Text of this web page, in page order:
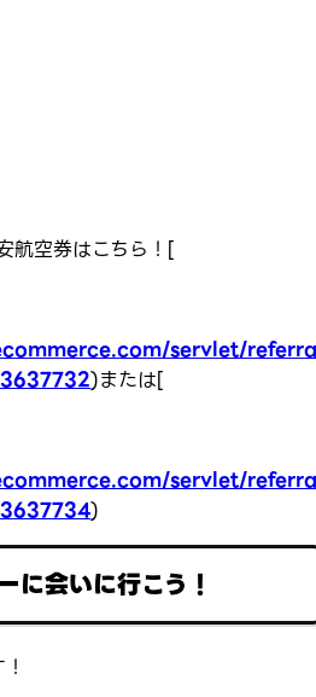
航空券はこちら！[
servlet/
)または[
servlet/
)
に会いに行こう！